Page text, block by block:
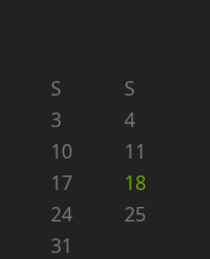
S
S
3
4
10
11
17
18
24
25
31